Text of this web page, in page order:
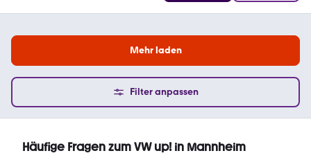
Mehr laden
Filter anpassen
Häufige Fragen zum VW up! in Mannheim